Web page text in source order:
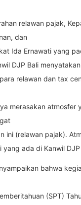
relawan pajak,
dan
Ida Ernawati yang
DJP Bali
relawan dan tax
merasakan
ini (relawan pajak).
ada di Kanwil DJP
bahwa
(SPT)